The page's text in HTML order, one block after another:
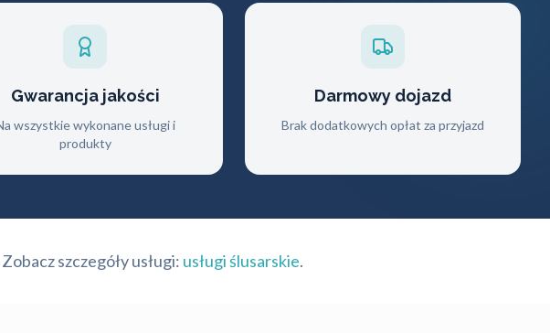
Gwarancja jakości
wszystkie wykonane usługi i
produkty
Darmowy dojazd
Brak dodatkowych opłat za przyjazd
szczegóły usługi: usługi ślusarskie.